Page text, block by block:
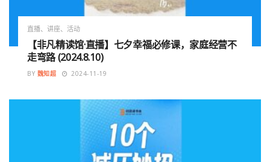
直播、讲座、活动
【非凡精读馆·直播】七夕幸福必修课，家庭经营不
走弯路 (2024.8.10)
BY 魏知超 2024-11-19